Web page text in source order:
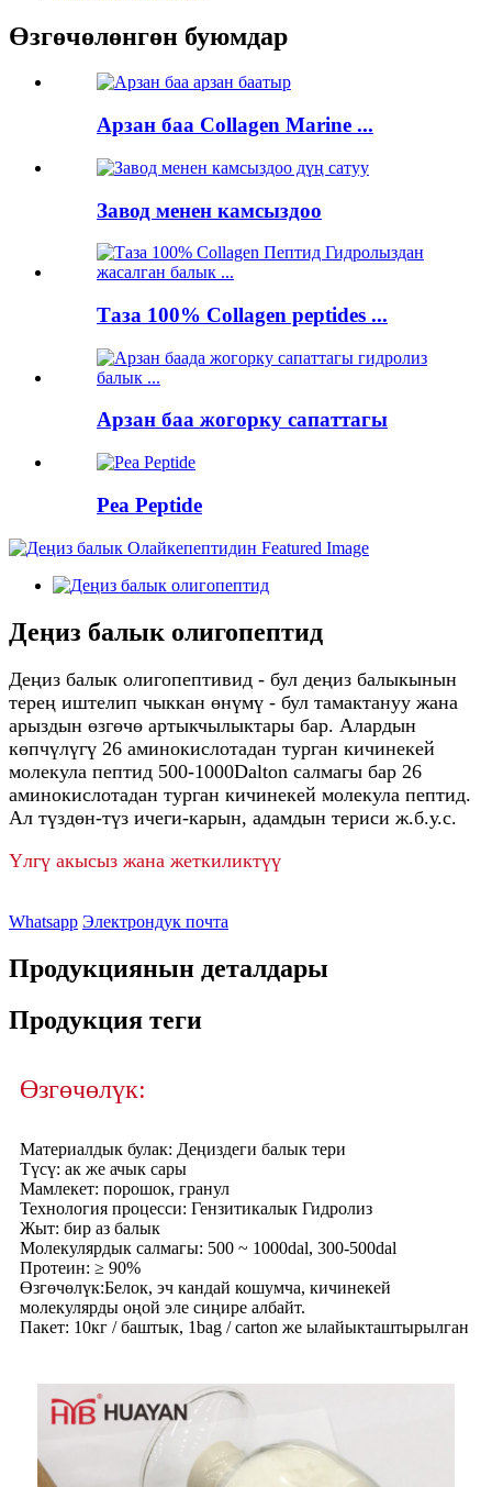
Өзгөчөлөнгөн буюмдар
Арзан баа Collagen Marine ...
Завод менен камсыздоо
Таза 100% Collagen peptides ...
Арзан баа жогорку сапаттагы
Pea Peptide
Деңиз балык олигопептид
Деңиз балык олигопептивид - бул деңиз балыкынын
терең иштелип чыккан өнүмү - бул тамактануу жана
арыздын өзгөчө артыкчылыктары бар. Алардын
көпчүлүгү 26 аминокислотадан турган кичинекей
молекула пептид 500-1000Dalton салмагы бар 26
аминокислотадан турган кичинекей молекула пептид.
Ал түздөн-түз ичеги-карын, адамдын териси ж.б.у.с.
Үлгү акысыз жана жеткиликтүү
Whatsapp Электрондук почта
Продукциянын деталдары
Продукция теги
Өзгөчөлүк:
Материалдык булак: Деңиздеги балык тери
Түсү: ак же ачык сары
Мамлекет: порошок, гранул
Технология процесси: Гензитикалык Гидролиз
Жыт: бир аз балык
Молекулярдык салмагы: 500 ~ 1000dal, 300-500dal
Протеин: ≥ 90%
Өзгөчөлүк:Белок, эч кандай кошумча, кичинекей
молекулярды оңой эле сиңире албайт.
Пакет: 10кг / баштык, 1bag / carton же ылайыкташтырылган